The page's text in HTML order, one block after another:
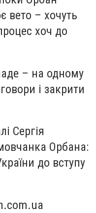
вето – хочуть
хоч до
– на одному
і закрити
Сергія
Орбана:
до вступу